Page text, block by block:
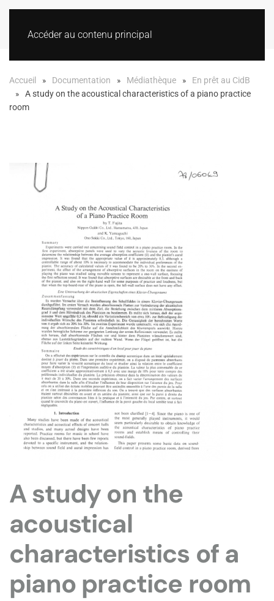
Accéder au contenu principal
Accueil Documentation Médiathèque
En prêt au CidB
A study on the acoustical characteristics of a piano practice
room
A study on the
acoustical
characteristics of a
piano practice room